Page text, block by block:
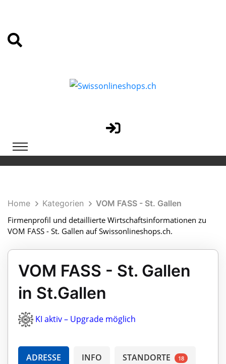
Home Kategorien
VOM FASS - St. Gallen
Firmenprofil und detaillierte Wirtschaftsinformationen zu
VOM FASS - St. Gallen auf Swissonlineshops.ch.
VOM FASS - St. Gallen
in St.Gallen
KI aktiv – Upgrade möglich
ADRESSE INFO STANDORTE 18